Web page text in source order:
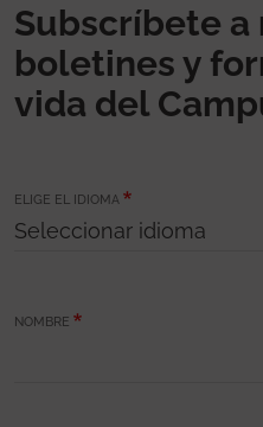
Subscríbete a
boletines y
vida del
ELIGE EL IDIOMA
NOMBRE